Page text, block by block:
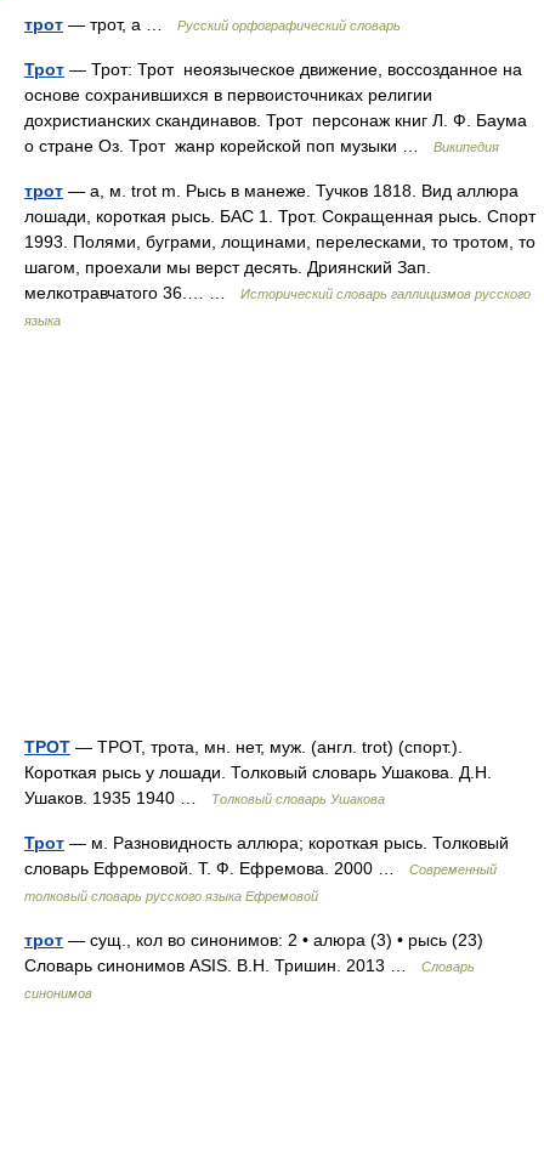
трот — трот, а … Русский орфографический словарь
Трот — Трот: Трот неоязыческое движение, воссозданное на
основе сохранившихся в первоисточниках религии
дохристианских скандинавов. Трот персонаж книг Л. Ф. Баума
о стране Оз. Трот жанр корейской поп музыки …
Википедия
трот — а, м. trot m. Рысь в манеже. Тучков 1818. Вид аллюра
лошади, короткая рысь. БАС 1. Трот. Сокращенная рысь. Спорт
1993. Полями, буграми, лощинами, перелесками, то тротом, то
шагом, проехали мы верст десять. Дриянский Зап.
мелкотравчатого 36.… …
Исторический словарь галлицизмов русского
языка
ТРОТ — ТРОТ, трота, мн. нет, муж. (англ. trot) (спорт.).
Короткая рысь у лошади. Толковый словарь Ушакова. Д.Н.
Ушаков. 1935 1940 …
Толковый словарь Ушакова
Трот — м. Разновидность аллюра; короткая рысь. Толковый
словарь Ефремовой. Т. Ф. Ефремова. 2000 …
Современный
толковый словарь русского языка Ефремовой
трот — сущ., кол во синонимов: 2 • алюра (3) • рысь (23)
Словарь синонимов ASIS. В.Н. Тришин. 2013 …
Словарь
синонимов